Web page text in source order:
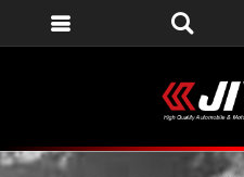
會員登
加